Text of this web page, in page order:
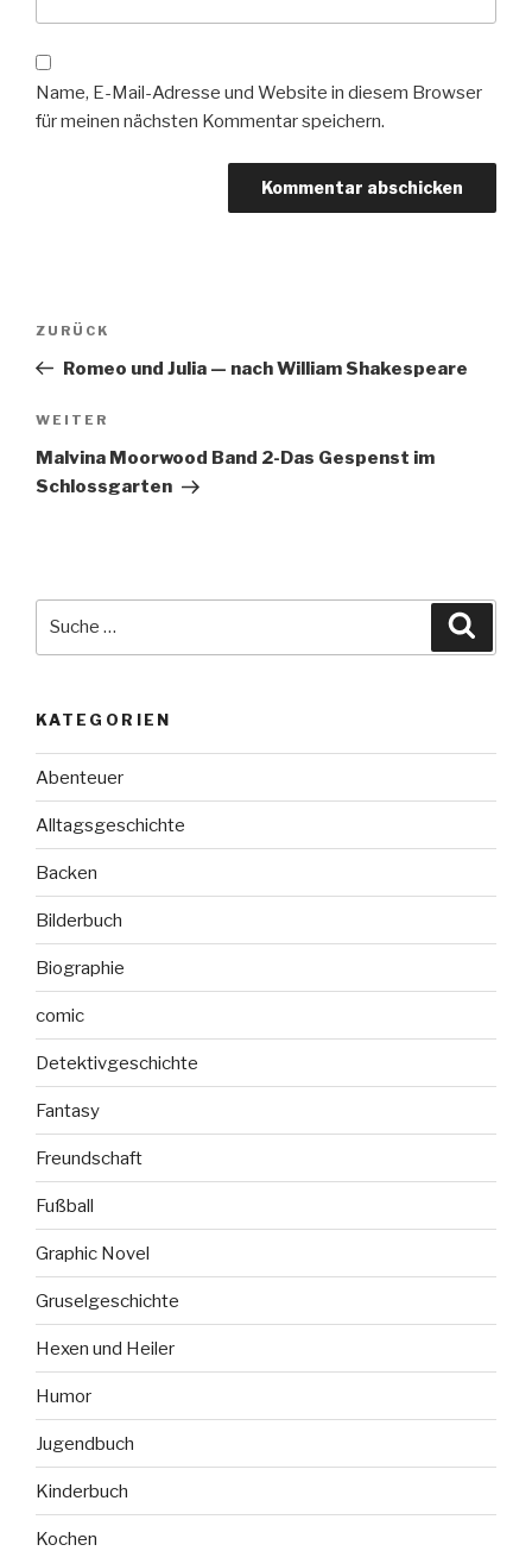
Name, E-Mail-Adresse und Website in diesem Browser
für meinen nächsten Kommentar speichern.
Beitragsnavigation
Vorheriger
Beitrag
ZURÜCK
Romeo und Julia — nach William Shakespeare
Nächster
Beitrag
WEITER
Malvina Moorwood Band 2-Das Gespenst im
Schlossgarten
KATEGORIEN
Abenteuer
Alltagsgeschichte
Backen
Bilderbuch
Biographie
comic
Detektivgeschichte
Fantasy
Freundschaft
Fußball
Graphic Novel
Gruselgeschichte
Hexen und Heiler
Humor
Jugendbuch
Kinderbuch
Kochen